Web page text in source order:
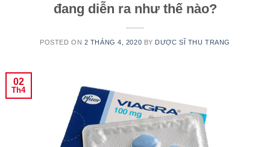
đang diễn ra như thế nào?
POSTED ON 2 THÁNG 4, 2020 BY DƯỢC SĨ THU TRANG
02
Th4